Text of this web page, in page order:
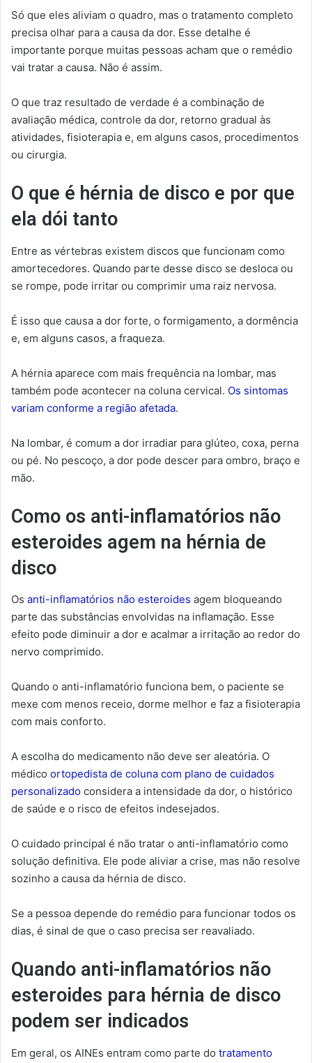
Só que eles aliviam o quadro, mas o tratamento completo
precisa olhar para a causa da dor. Esse detalhe é
importante porque muitas pessoas acham que o remédio
vai tratar a causa. Não é assim.
O que traz resultado de verdade é a combinação de
avaliação médica, controle da dor, retorno gradual às
atividades, fisioterapia e, em alguns casos, procedimentos
ou cirurgia.
O que é hérnia de disco e por que
ela dói tanto
Entre as vértebras existem discos que funcionam como
amortecedores. Quando parte desse disco se desloca ou
se rompe, pode irritar ou comprimir uma raiz nervosa.
É isso que causa a dor forte, o formigamento, a dormência
e, em alguns casos, a fraqueza.
A hérnia aparece com mais frequência na lombar, mas
também pode acontecer na coluna cervical. Os sintomas
variam conforme a região afetada.
Na lombar, é comum a dor irradiar para glúteo, coxa, perna
ou pé. No pescoço, a dor pode descer para ombro, braço e
mão.
Como os anti-inflamatórios não
esteroides agem na hérnia de
disco
Os anti-inflamatórios não esteroides agem bloqueando
parte das substâncias envolvidas na inflamação. Esse
efeito pode diminuir a dor e acalmar a irritação ao redor do
nervo comprimido.
Quando o anti-inflamatório funciona bem, o paciente se
mexe com menos receio, dorme melhor e faz a fisioterapia
com mais conforto.
A escolha do medicamento não deve ser aleatória. O
médico ortopedista de coluna com plano de cuidados
personalizado considera a intensidade da dor, o histórico
de saúde e o risco de efeitos indesejados.
O cuidado principal é não tratar o anti-inflamatório como
solução definitiva. Ele pode aliviar a crise, mas não resolve
sozinho a causa da hérnia de disco.
Se a pessoa depende do remédio para funcionar todos os
dias, é sinal de que o caso precisa ser reavaliado.
Quando anti-inflamatórios não
esteroides para hérnia de disco
podem ser indicados
Em geral, os AINEs entram como parte do tratamento